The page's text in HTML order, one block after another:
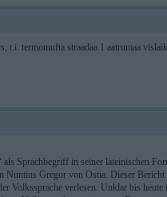
t.i. termomufta straadaa 1 aatrumaa
als Sprachbegriff in seiner lateinischen
Nuntius Gregor von Ostia. Dieser
Volkssprache verlesen. Unklar bis